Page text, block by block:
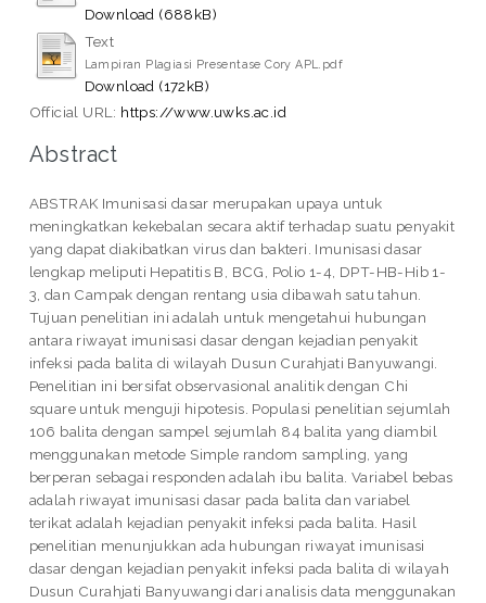
Download (688kB)
Text
Lampiran Plagiasi Presentase Cory APL.pdf
Download (172kB)
Official URL: https://www.uwks.ac.id
Abstract
ABSTRAK Imunisasi dasar merupakan upaya untuk
meningkatkan kekebalan secara aktif terhadap suatu penyakit
yang dapat diakibatkan virus dan bakteri. Imunisasi dasar
lengkap meliputi Hepatitis B, BCG, Polio 1-4, DPT-HB-Hib 1-
3, dan Campak dengan rentang usia dibawah satu tahun.
Tujuan penelitian ini adalah untuk mengetahui hubungan
antara riwayat imunisasi dasar dengan kejadian penyakit
infeksi pada balita di wilayah Dusun Curahjati Banyuwangi.
Penelitian ini bersifat observasional analitik dengan Chi
square untuk menguji hipotesis. Populasi penelitian sejumlah
106 balita dengan sampel sejumlah 84 balita yang diambil
menggunakan metode Simple random sampling, yang
berperan sebagai responden adalah ibu balita. Variabel bebas
adalah riwayat imunisasi dasar pada balita dan variabel
terikat adalah kejadian penyakit infeksi pada balita. Hasil
penelitian menunjukkan ada hubungan riwayat imunisasi
dasar dengan kejadian penyakit infeksi pada balita di wilayah
Dusun Curahjati Banyuwangi dari analisis data menggunakan